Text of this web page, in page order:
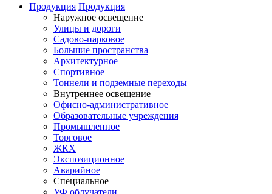
Продукция Продукция
Наружное освещение
Улицы и дороги
Садово-парковое
Большие пространства
Архитектурное
Спортивное
Тоннели и подземные переходы
Внутреннее освещение
Офисно-административное
Образовательные учреждения
Промышленное
Торговое
ЖКХ
Экспозиционное
Аварийное
Специальное
УФ облучатели